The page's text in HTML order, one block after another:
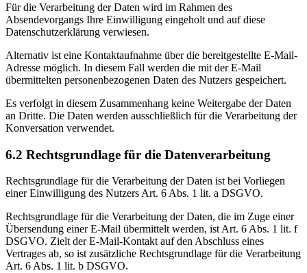
Für die Verarbeitung der Daten wird im Rahmen des
Absendevorgangs Ihre Einwilligung eingeholt und auf diese
Datenschutzerklärung verwiesen.
Alternativ ist eine Kontaktaufnahme über die bereitgestellte E-Mail-
Adresse möglich. In diesem Fall werden die mit der E-Mail
übermittelten personenbezogenen Daten des Nutzers gespeichert.
Es verfolgt in diesem Zusammenhang keine Weitergabe der Daten
an Dritte. Die Daten werden ausschließlich für die Verarbeitung der
Konversation verwendet.
6.2 Rechtsgrundlage für die Datenverarbeitung
Rechtsgrundlage für die Verarbeitung der Daten ist bei Vorliegen
einer Einwilligung des Nutzers Art. 6 Abs. 1 lit. a DSGVO.
Rechtsgrundlage für die Verarbeitung der Daten, die im Zuge einer
Übersendung einer E-Mail übermittelt werden, ist Art. 6 Abs. 1 lit. f
DSGVO. Zielt der E-Mail-Kontakt auf den Abschluss eines
Vertrages ab, so ist zusätzliche Rechtsgrundlage für die Verarbeitung
Art. 6 Abs. 1 lit. b DSGVO.